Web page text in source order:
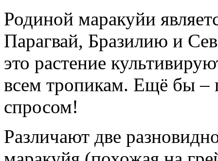
Родиной маракуйи
Парагвай, Бразилию и
это растение
всем тропикам. Ещё бы –
спросом!
Различают две